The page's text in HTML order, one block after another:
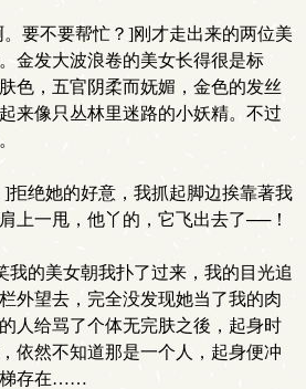
要不要帮忙？]刚才走出来的两位美
金发大波浪卷的美女长得很是标
色，五官阴柔而妩媚，金色的发丝
来像只丛林里迷路的小妖精。不过
绝她的好意，我抓起脚边挨靠著我
上一甩，他丫的，它飞出去了──！
的美女朝我扑了过来，我的目光追
外望去，完全没发现她当了我的肉
人给骂了个体无完肤之後，起身时
依然不知道那是一个人，起身便冲
梯存在……